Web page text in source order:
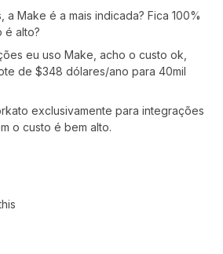
a Make é a mais indicada? Fica 100%
é alto?
eu uso Make, acho o custo ok,
de $348 dólares/ano para 40mil
exclusivamente para integrações
o custo é bem alto.